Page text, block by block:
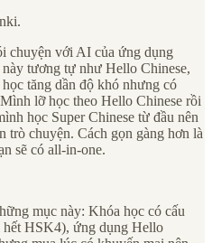
chuyện với AI của ứng dụng
tương tự như Hello Chinese,
tăng dần độ khó nhưng có
lỡ học theo Hello Chinese rồi
học Super Chinese từ đầu nên
trò chuyện. Cách gọn gàng hơn là
sẽ có all-in-one.
mục này: Khóa học có cấu
HSK4), ứng dụng Hello